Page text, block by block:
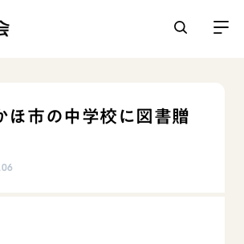
ほ市の中学校に図書贈